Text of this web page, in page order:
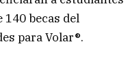
140 becas del
para Volar®.